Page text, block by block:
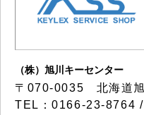
（株）旭川キーセンター
〒070-0035 北海道旭
TEL：0166-23-8764